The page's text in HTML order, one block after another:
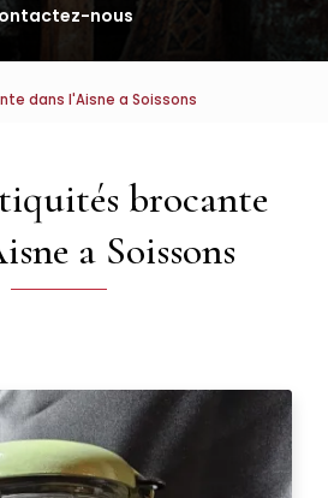
nous
dans l'Aisne a Soissons
brocante
a Soissons